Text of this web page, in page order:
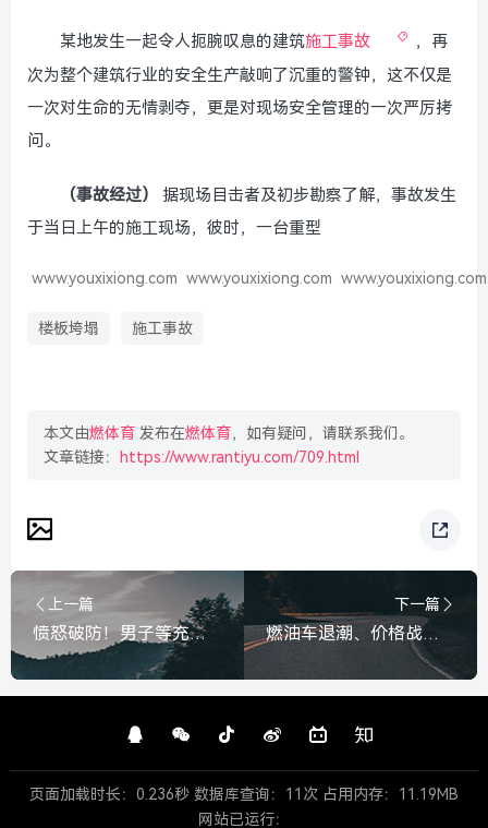
某地发生一起令人扼腕叹息的建筑施工事故
，再
次为整个建筑行业的安全生产敲响了沉重的警钟，这不仅是
一次对生命的无情剥夺，更是对现场安全管理的一次严厉拷
问。
（事故经过）
据现场目击者及初步勘察了解，事故发生
于当日上午的施工现场，彼时，一台重型
www.youxixiong.com www.youxixiong.com www.youxixiong.com
楼板垮塌 施工事故
本文由燃体育 发布在燃体育，如有疑问，请联系我们。
文章链接：
https://www.rantiyu.com/709.html
上一篇
愤怒破防！男子等充电位无果后砸车，这泄愤代价太大了，男子等不到充电位怒砸车，这泄愤代价太大了
下一篇
燃油车退潮、价格战白热化，中国车市真的变天了，燃油车退潮、价格战白热化，中国车市大变局
页面加载时长：0.236秒 数据库查询：11次 占用内存：11.19MB
网站已运行：